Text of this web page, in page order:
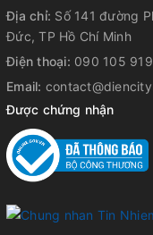
3. Tài liệu tham khảo :
+Tải Catalog
Địa chỉ: Số 141 đường
Đức, TP Hồ Chí Minh
Điện thoại: 090 105
Email:
Được chứng nhận